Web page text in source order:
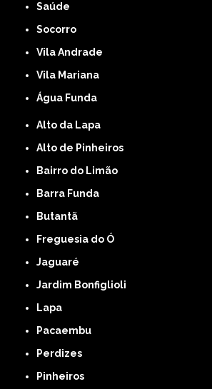
Saúde
Socorro
Vila Andrade
Vila Mariana
Água Funda
Alto da Lapa
Alto de Pinheiros
Bairro do Limão
Barra Funda
Butantã
Freguesia do Ó
Jaguaré
Jardim Bonfiglioli
Lapa
Pacaembu
Perdizes
Pinheiros